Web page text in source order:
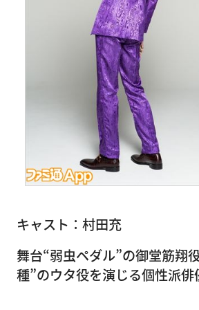
キャスト：村田充
舞台“弱虫ペダル”の御堂筋翔
種”のウタ役を演じる個性派俳